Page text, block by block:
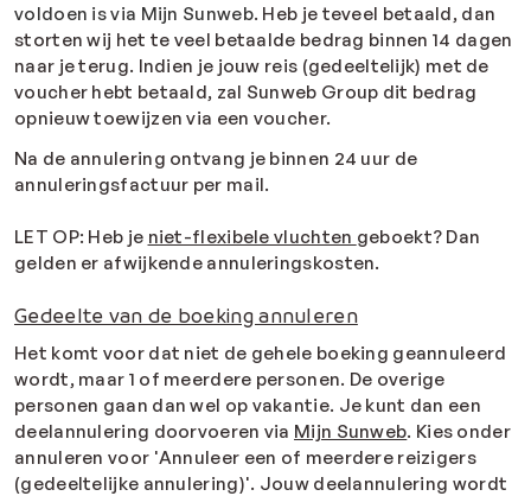
voldoen is via Mijn Sunweb. Heb je teveel betaald, dan
storten wij het te veel betaalde bedrag binnen 14 dagen
naar je terug. Indien je jouw reis (gedeeltelijk) met de
voucher hebt betaald, zal Sunweb Group dit bedrag
opnieuw toewijzen via een voucher.
Na de annulering ontvang je binnen 24 uur de
annuleringsfactuur per mail.
LET OP: Heb je niet-flexibele vluchten geboekt? Dan
gelden er afwijkende annuleringskosten.
Gedeelte van de boeking annuleren
Het komt voor dat niet de gehele boeking geannuleerd
wordt, maar 1 of meerdere personen. De overige
personen gaan dan wel op vakantie. Je kunt dan een
deelannulering doorvoeren via Mijn Sunweb. Kies onder
annuleren voor 'Annuleer een of meerdere reizigers
(gedeeltelijke annulering)'. Jouw deelannulering wordt